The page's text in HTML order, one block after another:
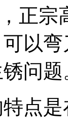
正宗
以
问题
点